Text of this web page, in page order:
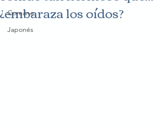
Coreano
Japonés
¿embaraza los oídos?